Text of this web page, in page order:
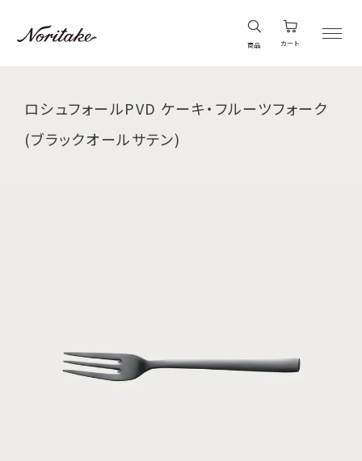
商品 カート
ロシュフォールPVD ケーキ・フルーツフォーク
(ブラックオールサテン)